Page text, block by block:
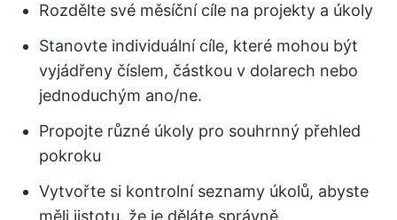
Rozdělte své měsíční cíle na projekty a úkoly
Stanovte individuální cíle, které mohou být
vyjádřeny číslem, částkou v dolarech nebo
jednoduchým ano/ne.
Propojte různé úkoly pro souhrnný přehled
pokroku
Vytvořte si kontrolní seznamy úkolů, abyste